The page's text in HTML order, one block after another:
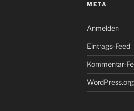
META
Anmelden
Eintrags-Feed
Kommentar-
WordPress.org